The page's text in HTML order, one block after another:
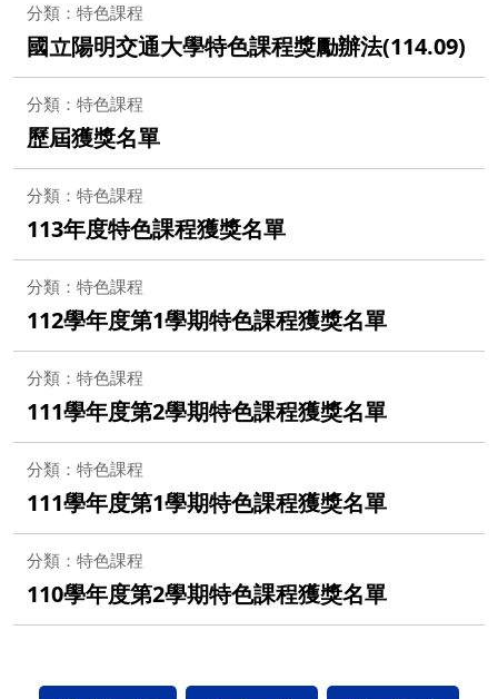
分類：特色課程
國立陽明交通大學特色課程獎勵辦法(114.09)
分類：特色課程
歷屆獲獎名單
分類：特色課程
113年度特色課程獲獎名單
分類：特色課程
112學年度第1學期特色課程獲獎名單
分類：特色課程
111學年度第2學期特色課程獲獎名單
分類：特色課程
111學年度第1學期特色課程獲獎名單
分類：特色課程
110學年度第2學期特色課程獲獎名單